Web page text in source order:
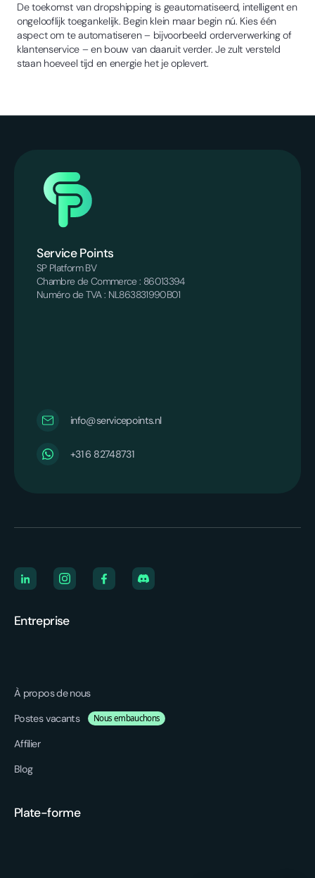
De toekomst van dropshipping is geautomatiseerd, intelligent en
ongelooflijk toegankelijk. Begin klein maar begin nú. Kies één
aspect om te automatiseren – bijvoorbeeld orderverwerking of
klantenservice – en bouw van daaruit verder. Je zult versteld
staan hoeveel tijd en energie het je oplevert.
Service Points
SP Platform BV
Chambre de Commerce : 86013394
Numéro de TVA : NL863831990B01
info@servicepoints.nl
‪+31 6 82748731‬
Entreprise
À propos de nous
Postes vacants
Nous embauchons
Affilier
Blog
Plate-forme